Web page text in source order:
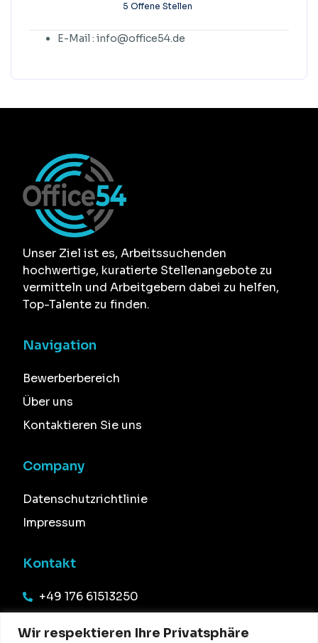
Wir respektieren Ihre Privatsphäre
5 Offene Stellen
E-Mail : info@office54.de
Unser Ziel ist es, Arbeitssuchenden
hochwertige, kuratierte Stellenangebote zu
vermitteln und Arbeitgebern dabei zu helfen,
Top-Talente zu finden.
Navigation
Bewerberbereich
Über uns
Kontaktieren Sie uns
Company
Datenschutzrichtlinie
Impressum
Kontakt
+49 176 61513250